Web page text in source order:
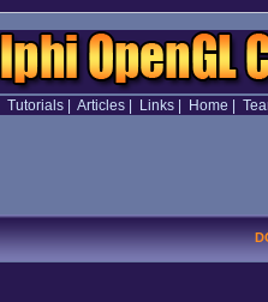
Tutorials| Articles| Links| Home